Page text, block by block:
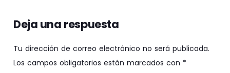
Deja una respuesta
Tu dirección de correo electrónico no será publicada.
Los campos obligatorios están marcados con *